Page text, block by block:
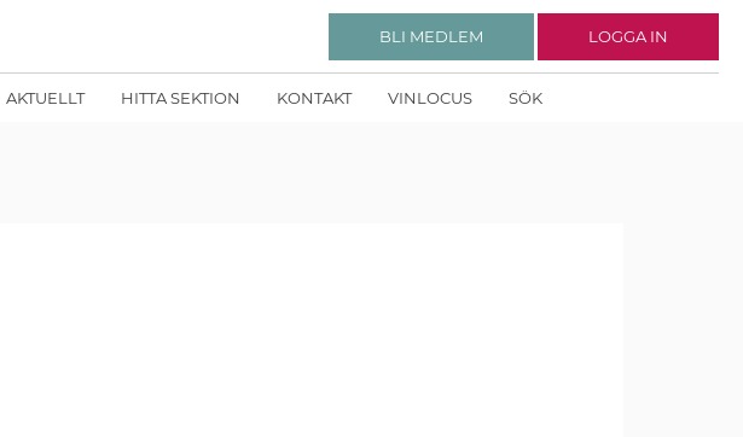
AKTUELLT HITTA SEKTION KONTAKT VINLOCUS SÖK
BLI MEDLEM LOGGA IN